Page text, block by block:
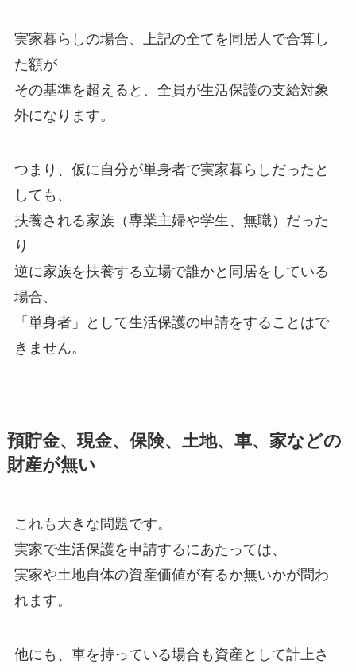
実家暮らしの場合、上記の全てを同居人で合算し
た額が
その基準を超えると、全員が生活保護の支給対象
外になります。
つまり、仮に自分が単身者で実家暮らしだったと
しても、
扶養される家族（専業主婦や学生、無職）だった
り
逆に家族を扶養する立場で誰かと同居をしている
場合、
「単身者」として生活保護の申請をすることはで
きません。
預貯金、現金、保険、土地、車、家などの
財産が無い
これも大きな問題です。
実家で生活保護を申請するにあたっては、
実家や土地自体の資産価値が有るか無いかが問わ
れます。
他にも、車を持っている場合も資産として計上さ